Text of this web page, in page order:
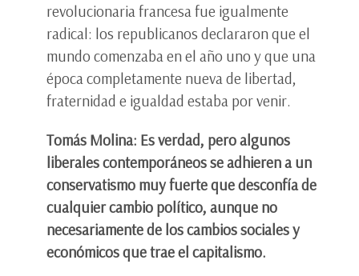
revolucionaria francesa fue igualmente
radical: los republicanos declararon que el
mundo comenzaba en el año uno y que una
época completamente nueva de libertad,
fraternidad e igualdad estaba por venir.
Tomás Molina: Es verdad, pero algunos
liberales contemporáneos se adhieren a un
conservatismo muy fuerte que desconfía de
cualquier cambio político, aunque no
necesariamente de los cambios sociales y
económicos que trae el capitalismo.